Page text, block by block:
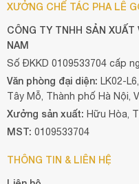
XƯỞNG CHẾ TÁC PHA LÊ
CÔNG TY TNHH SẢN XUẤT
NAM
Số ĐKKD 0109533704 cấp
Văn phòng đại diện: LK02-
Tây Mỗ, Thành phố Hà Nội,
Xưởng sản xuất: Hữu Hòa,
MST: 0109533704
THÔNG TIN & LIÊN HỆ